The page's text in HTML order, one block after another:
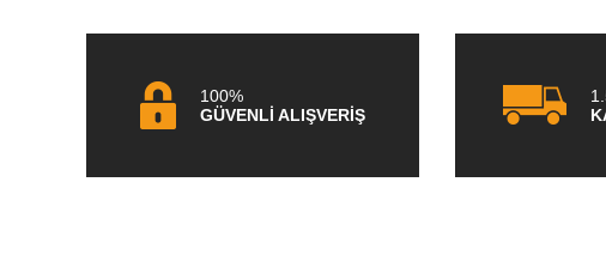
100%
GÜVENLİ ALIŞVERİŞ